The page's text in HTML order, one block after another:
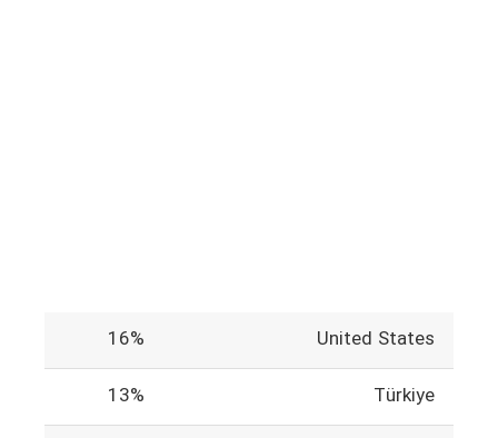
United States
16%
Türkiye
13%